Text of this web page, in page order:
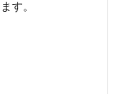
す。